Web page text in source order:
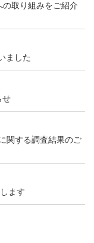
取り組みをご紹介
ました
せ
関する調査結果のご
ます